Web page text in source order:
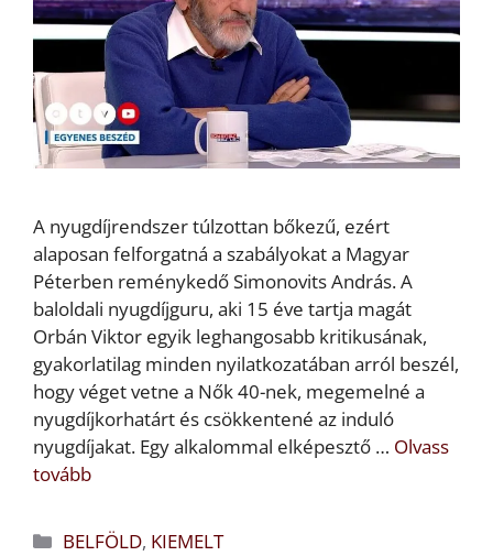
A nyugdíjrendszer túlzottan bőkezű, ezért
alaposan felforgatná a szabályokat a Magyar
Péterben reménykedő Simonovits András. A
baloldali nyugdíjguru, aki 15 éve tartja magát
Orbán Viktor egyik leghangosabb kritikusának,
gyakorlatilag minden nyilatkozatában arról beszél,
hogy véget vetne a Nők 40-nek, megemelné a
nyugdíjkorhatárt és csökkentené az induló
nyugdíjakat. Egy alkalommal elképesztő … Olvass
tovább
Kategória
BELFÖLD, KIEMELT